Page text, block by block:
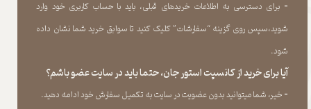
​​​​​​​- برای دسترسی به اطلاعات خریدهای قبلی، باید با حساب کاربری خود وارد
شوید،سپس روی گزینه “سفارشات” کلیک کنید تا سوابق خرید شما نشان داده
‏شود.​​​​​​​
آیا برای خرید از کانسپت استور جان، حتما باید در سایت عضو باشم؟
​​​​​​​- خیر، شما میتوانید بدون عضویت در سایت به تکمیل سفارش خود ادامه دهید.​​​​​​​